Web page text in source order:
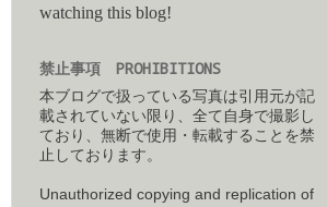
watching this blog!
禁止事項 PROHIBITIONS
本ブログで扱っている写真は引用元が記
載されていない限り、全て自身で撮影し
ており、 無断で使用・転載することを禁
止しております。
Unauthorized copying and replication of